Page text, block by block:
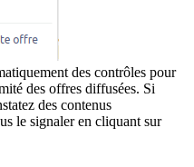
des contrôles pour
des offres diffusées. Si
des contenus
le signaler en cliquant sur